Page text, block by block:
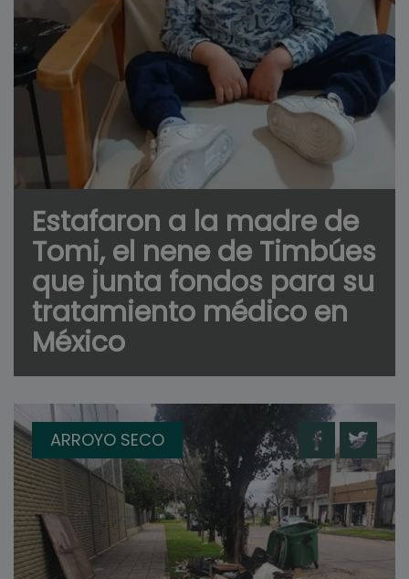
Estafaron a la madre de
Tomi, el nene de Timbúes
que junta fondos para su
tratamiento médico en
México
ARROYO SECO